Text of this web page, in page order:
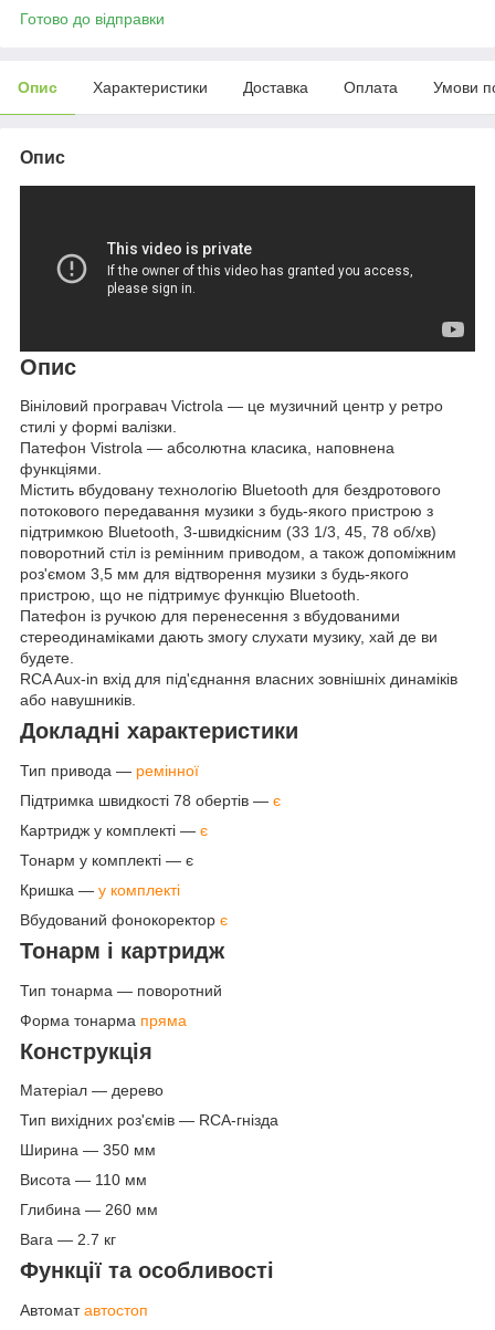
Готово до відправки
Опис Характеристики Доставка Оплата Умови
Опис
Опис
Вініловий програвач Victrola — це музичний центр у ретро
стилі у формі валізки.
Патефон Vistrola — абсолютна класика, наповнена
функціями.
Містить вбудовану технологію Bluetooth для бездротового
потокового передавання музики з будь-якого пристрою з
підтримкою Bluetooth, 3-швидкісним (33 1/3, 45, 78 об/хв)
поворотний стіл із ремінним приводом, а також допоміжним
роз'ємом 3,5 мм для відтворення музики з будь-якого
пристрою, що не підтримує функцію Bluetooth.
Патефон із ручкою для перенесення з вбудованими
стереодинаміками дають змогу слухати музику, хай де ви
будете.
RCA Aux-in вхід для під'єднання власних зовнішніх динаміків
або навушників.
Докладні характеристики
Тип привода — ремінної
Підтримка швидкості 78 обертів — є
Картридж у комплекті — є
Тонарм у комплекті — є
Кришка — у комплекті
Вбудований фонокоректор є
Тонарм і картридж
Тип тонарма — поворотний
Форма тонарма пряма
Конструкція
Матеріал — дерево
Тип вихідних роз'ємів — RCA-гнізда
Ширина — 350 мм
Висота — 110 мм
Глибина — 260 мм
Вага — 2.7 кг
Функції та особливості
Автоматавтостоп